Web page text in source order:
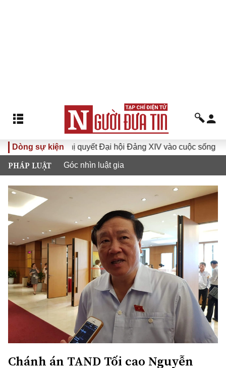
Dòng sự kiện
Đưa Nghị quyết Đại hội Đảng XIV vào cuộc sống
PHÁP LUẬT Góc nhìn luật gia
Chánh án TAND Tối cao Nguyễn